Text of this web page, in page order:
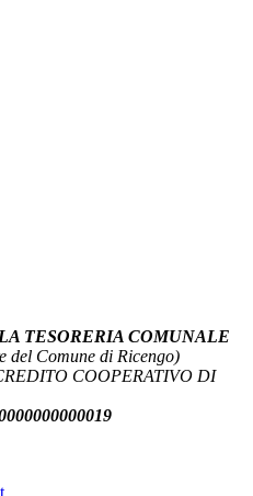
TESORERIA COMUNALE
del Comune di Ricengo)
COOPERATIVO DI